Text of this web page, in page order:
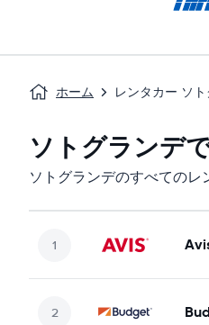
ホーム レンタカー ソ
ソトグランデ
ソトグランデのすべてのレ